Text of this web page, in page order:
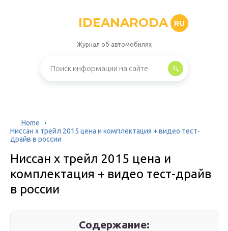
IDEANARODA RU
Журнал об автомобилях
Home
Ниссан х трейл 2015 цена и комплектация + видео тест-
драйв в россии
Ниссан х трейл 2015 цена и
комплектация + видео тест-драйв
в россии
Содержание: